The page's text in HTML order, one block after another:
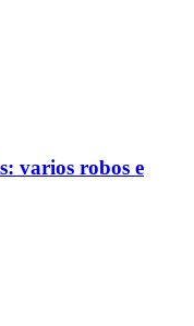
varios robos e